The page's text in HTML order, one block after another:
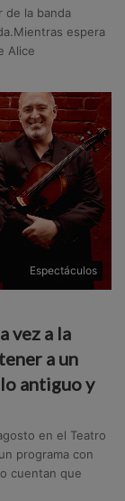
de la banda
espera
Alice
Espectáculos
vez a la
a un
antiguo y
en el Teatro
programa con
cuentan que